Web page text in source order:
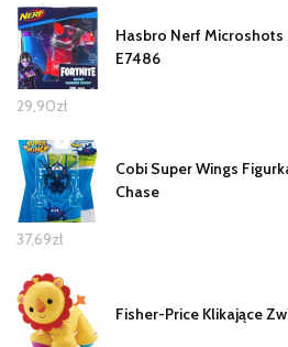
Hasbro Nerf
E7486
29,90zł
Cobi Super Wings
Chase
37,69zł
Fisher-Price Klikające